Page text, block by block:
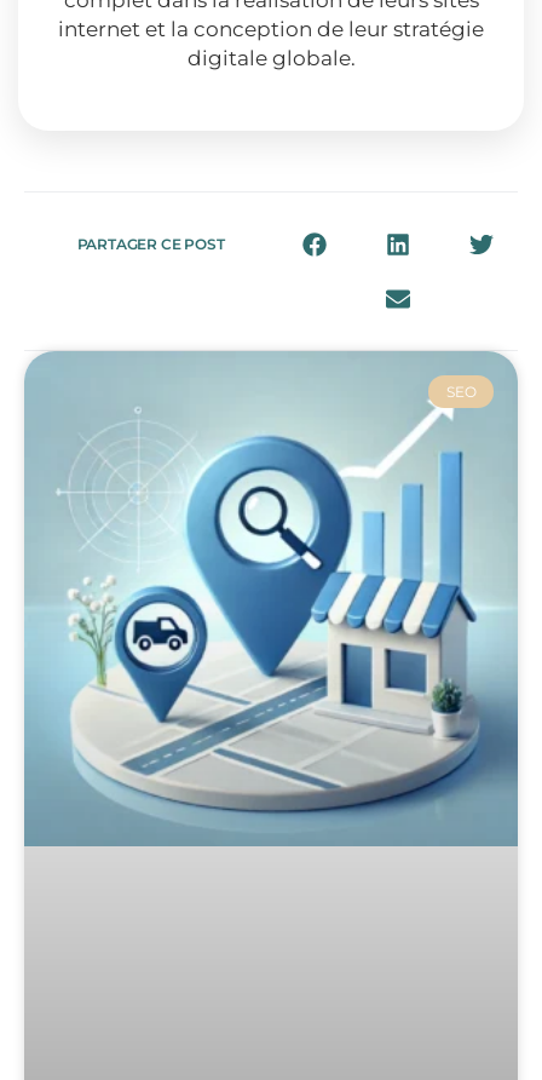
internet et la conception de leur stratégie
digitale globale.
PARTAGER CE POST
SEO